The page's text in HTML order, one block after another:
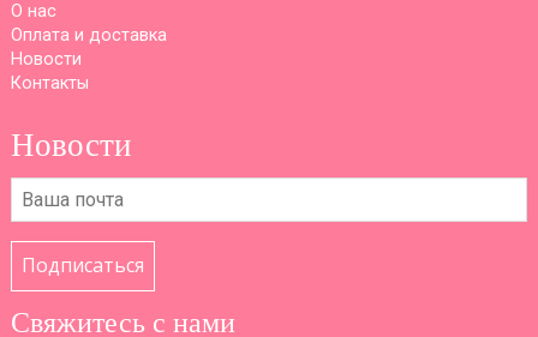
О нас
Оплата и доставка
Новости
Контакты
Новости
Подписаться
Свяжитесь с нами